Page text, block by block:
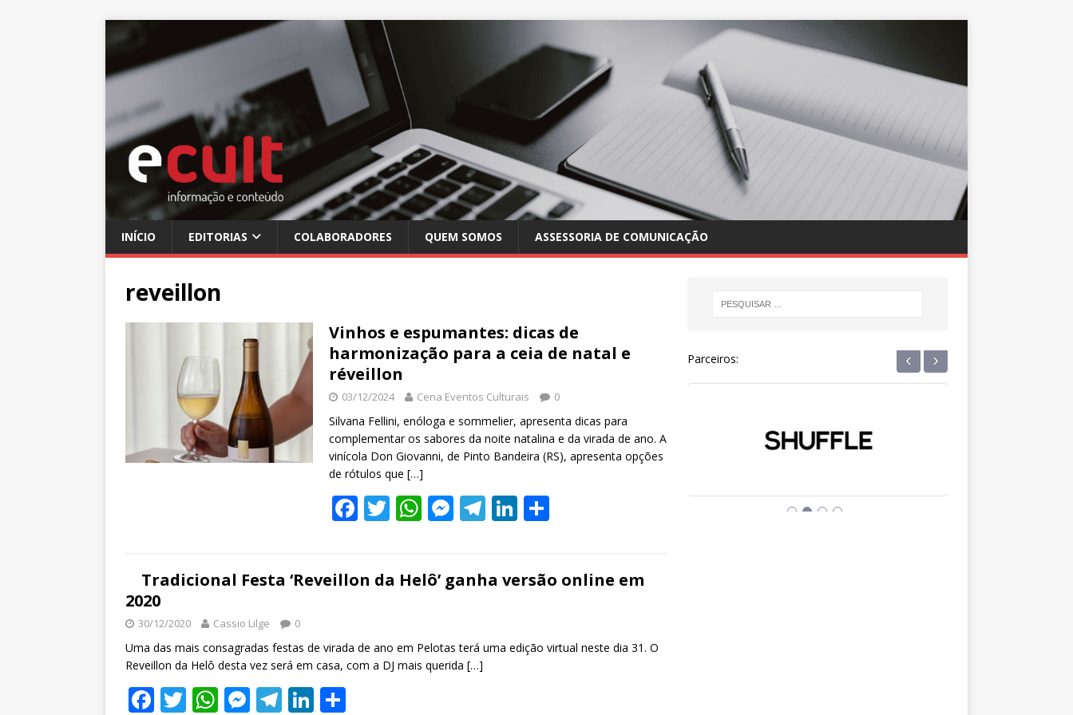
INÍCIO EDITORIAS COLABORADORES QUEM SOMOS ASSESSORIA DE COMUNICAÇÃO
reveillon
Vinhos e espumantes: dicas de
harmonização para a ceia de natal e
réveillon
03/12/2024 Cena Eventos Culturais 0
Silvana Fellini, enóloga e sommelier, apresenta dicas para
complementar os sabores da noite natalina e da virada de ano. A
vinícola Don Giovanni, de Pinto Bandeira (RS), apresenta opções
de rótulos que […]
F
ac
b
o
k
T
w
er
W
h
s
p
p
M
e
e
g
er
T
el
gr
Li
n
e
n
e
Tradicional Festa ‘Reveillon da Helô’ ganha versão online em
2020
30/12/2020 Cassio Lilge 0
Uma das mais consagradas festas de virada de ano em Pelotas terá uma edição virtual neste dia 31. O
Reveillon da Helô desta vez será em casa, com a DJ mais querida […]
F T W M T Li
Parceiros: ‹ ›